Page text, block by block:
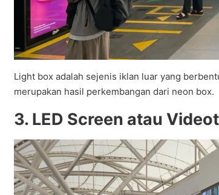
Light box adalah sejenis iklan luar yang
merupakan hasil perkembangan dari neon box.
3. LED Screen atau